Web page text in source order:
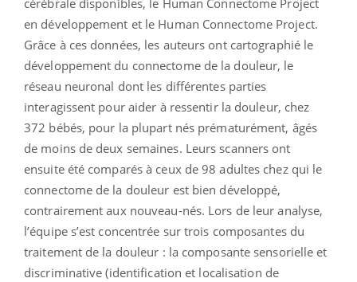
cérébrale disponibles, le Human Connectome Project
en développement et le Human Connectome Project.
Grâce à ces données, les auteurs ont cartographié le
développement du connectome de la douleur, le
réseau neuronal dont les différentes parties
interagissent pour aider à ressentir la douleur, chez
372 bébés, pour la plupart nés prématurément, âgés
de moins de deux semaines. Leurs scanners ont
ensuite été comparés à ceux de 98 adultes chez qui le
connectome de la douleur est bien développé,
contrairement aux nouveau-nés. Lors de leur analyse,
l’équipe s’est concentrée sur trois composantes du
traitement de la douleur : la composante sensorielle et
discriminative (identification et localisation de